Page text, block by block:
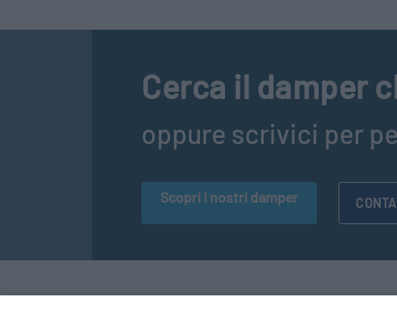
Cerca il damper
oppure scrivici per
Scopri i nostri damper